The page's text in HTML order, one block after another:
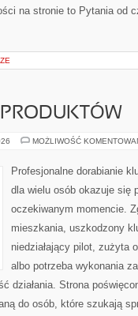
na stronie to Pytania od
PRODUKTÓW
MOŻLIWOŚĆ
Profesjonalne dorabianie
dla wielu osób okazuje się
oczekiwanym momencie.
mieszkania, uszkodzony
niedziałający pilot, zużyta
albo potrzeba wykonania
działania. Strona
do osób, które szukają